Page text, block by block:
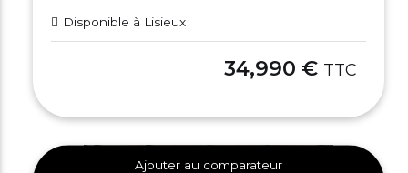
Disponible à Lisieux
34,990 € TTC
Ajouter au comparateur